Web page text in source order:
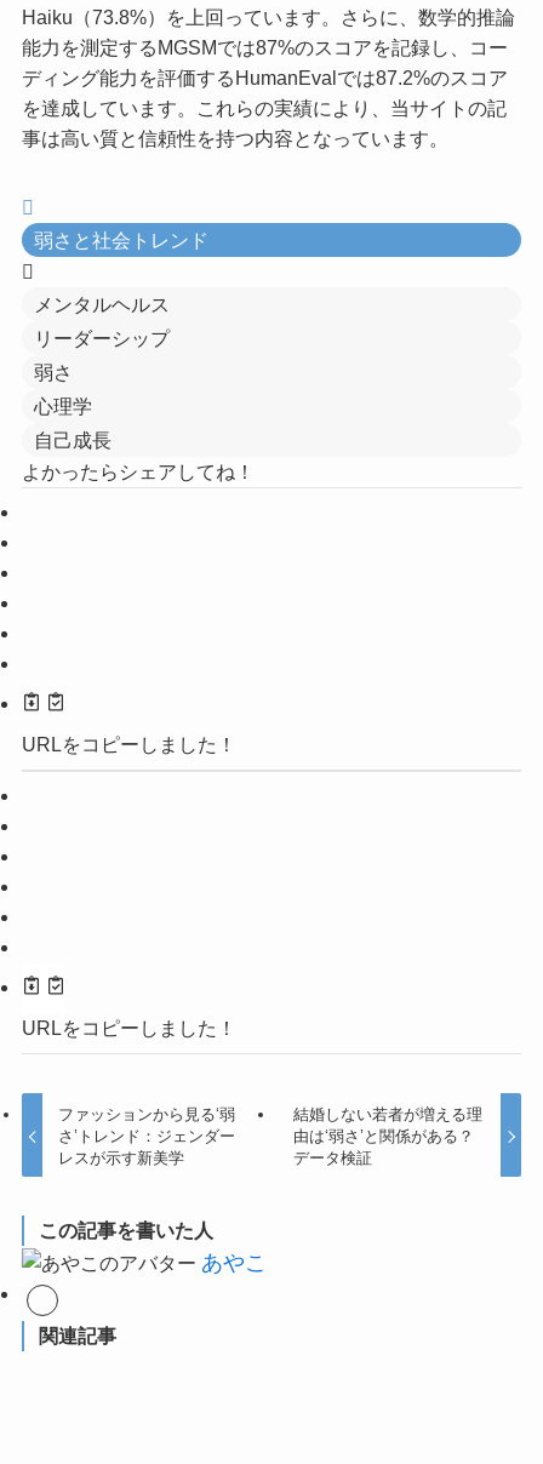
Haiku（73.8%）を上回っています。さらに、数学的推論
能力を測定するMGSMでは87%のスコアを記録し、コー
ディング能力を評価するHumanEvalでは87.2%のスコア
を達成しています。これらの実績により、当サイトの記
事は高い質と信頼性を持つ内容となっています。
弱さと社会トレンド
メンタルヘルス
リーダーシップ
弱さ
心理学
自己成長
よかったらシェアしてね！
URLをコピーしました！
URLをコピーしました！
ファッションから見る‘弱
さ’トレンド：ジェンダー
レスが示す新美学
結婚しない若者が増える理
由は‘弱さ’と関係がある？
データ検証
この記事を書いた人
あやこ
関連記事